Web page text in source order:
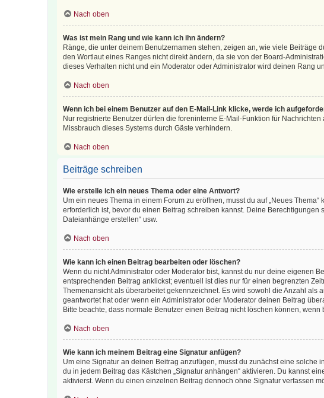
Nach oben
Was ist mein Rang und wie kann ich ihn ändern?
Ränge, die unter deinem Benutzernamen stehen, zeigen an, wie viele Beiträge
den Wortlaut eines Ranges nicht direkt ändern, da sie von der Board-
dieses Verhalten nicht und ein Moderator oder Administrator wird deinen Rang
Nach oben
Wenn ich bei einem Benutzer auf den E-Mail-Link klicke, werde ich
Nur registrierte Benutzer dürfen die foreninterne E-Mail-Funktion für
Missbrauch dieses Systems durch Gäste verhindern.
Nach oben
Beiträge schreiben
Wie erstelle ich ein neues Thema oder eine Antwort?
Um ein neues Thema in einem Forum zu eröffnen, musst du auf „Neues
erforderlich ist, bevor du einen Beitrag schreiben kannst. Deine Berechtigungen
Dateianhänge erstellen“ usw.
Nach oben
Wie kann ich einen Beitrag bearbeiten oder löschen?
Wenn du nicht Administrator oder Moderator bist, kannst du nur deine eigenen
entsprechenden Beitrag anklickst; eventuell ist dies nur für einen begrenzten
Themenansicht als überarbeitet gekennzeichnet. Es wird sowohl die Anzahl
geantwortet hat oder wenn ein Administrator oder Moderator deinen Beitrag
Bitte beachte, dass normale Benutzer einen Beitrag nicht löschen können, wenn
Nach oben
Wie kann ich meinem Beitrag eine Signatur anfügen?
Um eine Signatur an deinen Beitrag anzufügen, musst du zunächst eine
du in jedem Beitrag das Kästchen „Signatur anhängen“ aktivieren. Du kannst
aktivierst. Wenn du einen einzelnen Beitrag dennoch ohne Signatur verfassen